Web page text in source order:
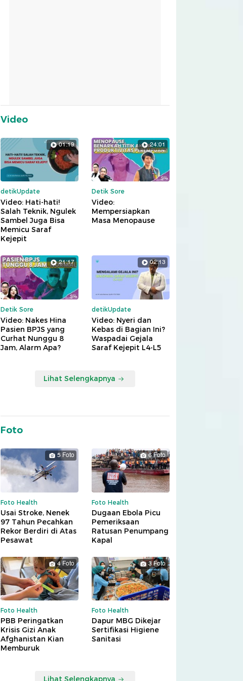
Video
01:19
detikUpdate
Video: Hati-hati!
Salah Teknik, Ngulek
Sambel Juga Bisa
Memicu Saraf
Kejepit
24:01
Detik Sore
Video:
Mempersiapkan
Masa Menopause
21:17
Detik Sore
Video: Nakes Hina
Pasien BPJS yang
Curhat Nunggu 8
Jam, Alarm Apa?
02:13
detikUpdate
Video: Nyeri dan
Kebas di Bagian Ini?
Waspadai Gejala
Saraf Kejepit L4-L5
Lihat Selengkapnya
Foto
5 Foto
Foto Health
Usai Stroke, Nenek
97 Tahun Pecahkan
Rekor Berdiri di Atas
Pesawat
6 Foto
Foto Health
Dugaan Ebola Picu
Pemeriksaan
Ratusan Penumpang
Kapal
4 Foto
Foto Health
PBB Peringatkan
Krisis Gizi Anak
Afghanistan Kian
Memburuk
3 Foto
Foto Health
Dapur MBG Dikejar
Sertifikasi Higiene
Sanitasi
Lihat Selengkapnya